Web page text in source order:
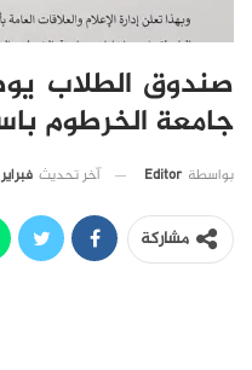
صندوق الطلاب
جامعة الخرطوم
بواسطة Editor آخر تحديث فبراير 3,
مشاركة